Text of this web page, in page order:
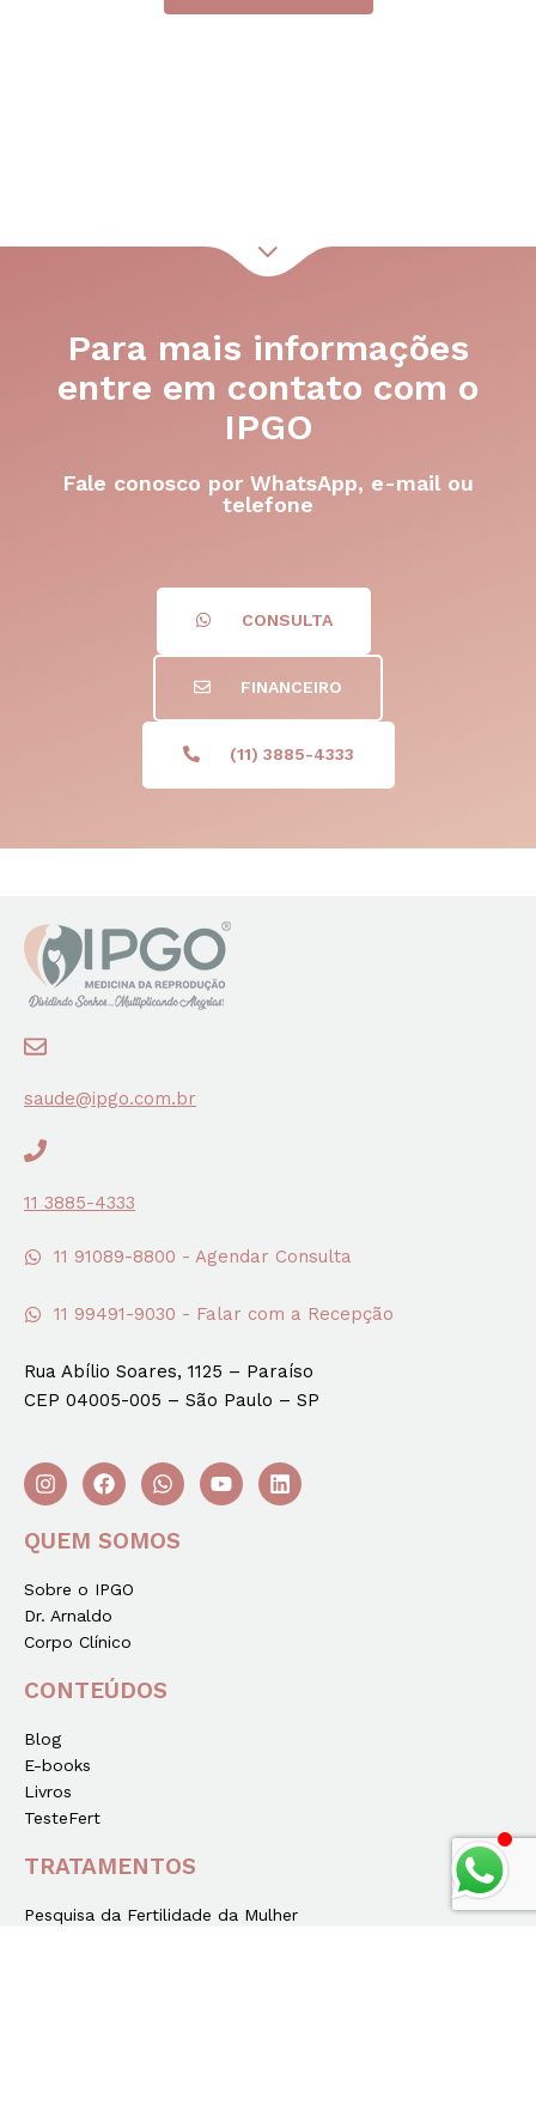
Para mais informações
entre em contato com o
IPGO
Fale conosco por WhatsApp, e-mail ou
telefone
CONSULTA
FINANCEIRO
(11) 3885-4333
saude@ipgo.com.br
11 3885-4333
11 91089-8800 - Agendar Consulta
11 99491-9030 - Falar com a Recepção
Rua Abílio Soares, 1125 – Paraíso
CEP 04005-005 – São Paulo – SP
QUEM SOMOS
Sobre o IPGO
Dr. Arnaldo
Corpo Clínico
CONTEÚDOS
Blog
E-books
Livros
TesteFert
TRATAMENTOS
Pesquisa da Fertilidade da Mulher